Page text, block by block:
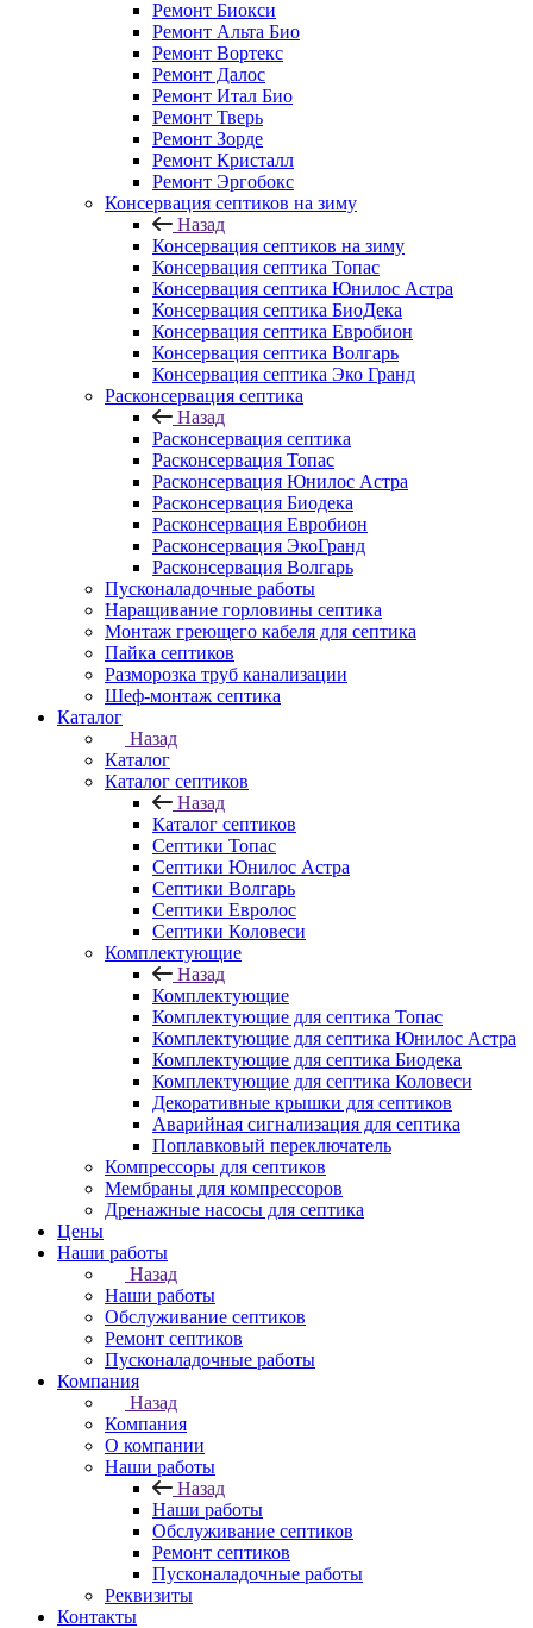
Ремонт Биокси
Ремонт Альта Био
Ремонт Вортекс
Ремонт Далос
Ремонт Итал Био
Ремонт Тверь
Ремонт Зорде
Ремонт Кристалл
Ремонт Эргобокс
Консервация септиков на зиму
Назад
Консервация септиков на зиму
Консервация септика Топас
Консервация септика Юнилос Астра
Консервация септика БиоДека
Консервация септика Евробион
Консервация септика Волгарь
Консервация септика Эко Гранд
Расконсервация септика
Назад
Расконсервация септика
Расконсервация Топас
Расконсервация Юнилос Астра
Расконсервация Биодека
Расконсервация Евробион
Расконсервация ЭкоГранд
Расконсервация Волгарь
Пусконаладочные работы
Наращивание горловины септика
Монтаж греющего кабеля для септика
Пайка септиков
Разморозка труб канализации
Шеф-монтаж септика
Каталог
Назад
Каталог
Каталог септиков
Назад
Каталог септиков
Септики Топас
Септики Юнилос Астра
Септики Волгарь
Септики Евролос
Септики Коловеси
Комплектующие
Назад
Комплектующие
Комплектующие для септика Топас
Комплектующие для септика Юнилос Астра
Комплектующие для септика Биодека
Комплектующие для септика Коловеси
Декоративные крышки для септиков
Аварийная сигнализация для септика
Поплавковый переключатель
Компрессоры для септиков
Мембраны для компрессоров
Дренажные насосы для септика
Цены
Наши работы
Назад
Наши работы
Обслуживание септиков
Ремонт септиков
Пусконаладочные работы
Компания
Назад
Компания
О компании
Наши работы
Назад
Наши работы
Обслуживание септиков
Ремонт септиков
Пусконаладочные работы
Реквизиты
Контакты